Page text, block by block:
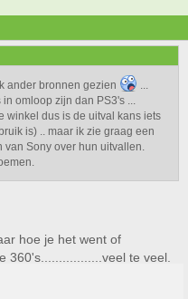
ander bronnen gezien
...
omloop zijn dan PS3's ...
winkel dus is de uitval kans iets
is) .. maar ik zie graag een
van Sony over hun uitvallen.
hoe je het went of
360's.................veel te veel.